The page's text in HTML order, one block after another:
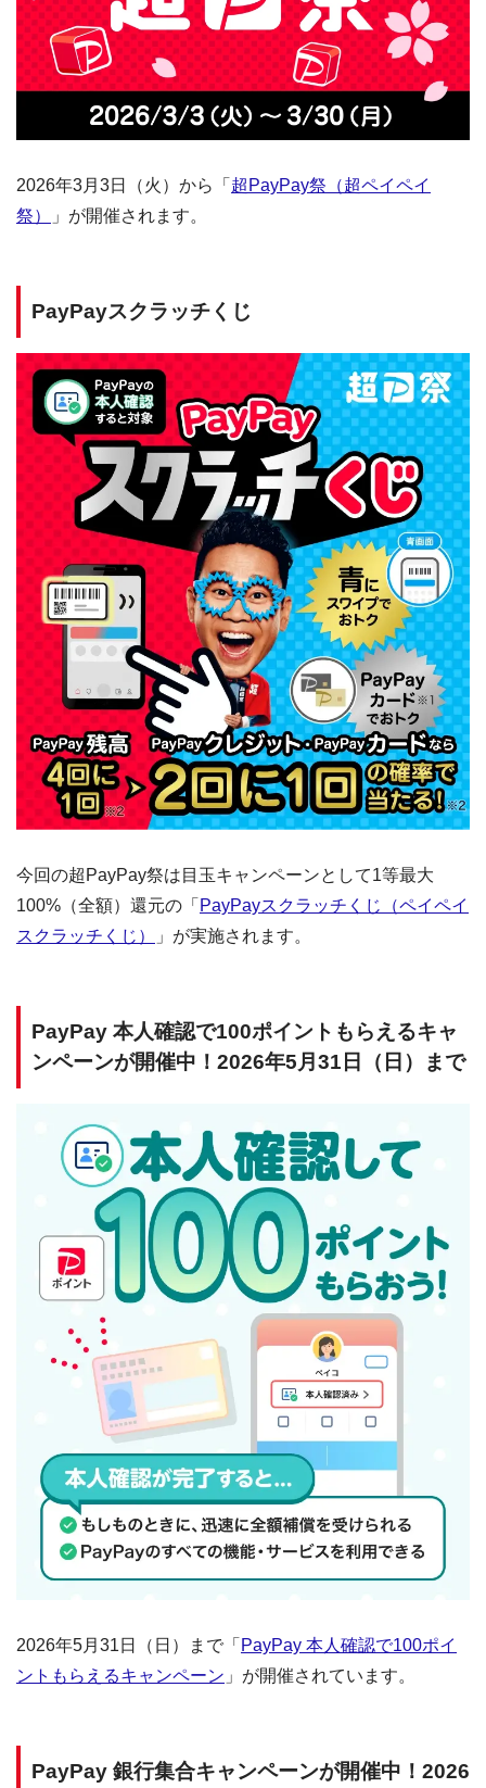
2026年3月3日（火）から「 超PayPay祭（超ペイペイ
祭）
」が開催されます。
PayPayスクラッチくじ
今回の超PayPay祭は目玉キャンペーンとして1等最大
100%（全額）還元の「 PayPayスクラッチくじ（ペイペイ
スクラッチくじ）
」が実施されます。
PayPay 本人確認で100ポイントもらえるキャ
ンペーンが開催中！2026年5月31日（日）まで
2026年5月31日（日）まで「 PayPay 本人確認で100ポイ
ントもらえるキャンペーン 」が開催されています。
PayPay 銀行集合キャンペーンが開催中！2026